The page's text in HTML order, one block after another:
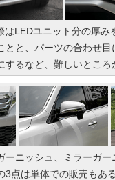
はLEDユニット分の厚み
とと、パーツの合わせ目
するなど、難しいところ
ーニッシュ、ミラーガー
3点は単体での販売もあ